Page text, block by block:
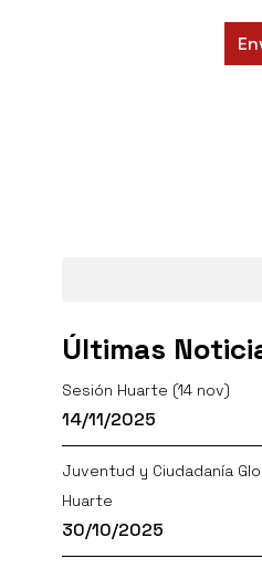
Últimas
Sesión Huarte (14 nov)
14/11/2025
Juventud y Ciudadanía
Huarte
30/10/2025